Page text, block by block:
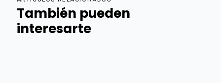
También pueden
interesarte